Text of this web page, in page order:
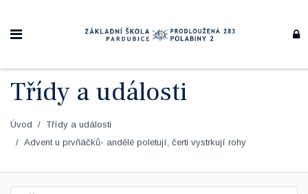
Třídy a události
Úvod
Třídy a události
Advent u prvňáčků- andělé poletují, čerti vystrkují rohy